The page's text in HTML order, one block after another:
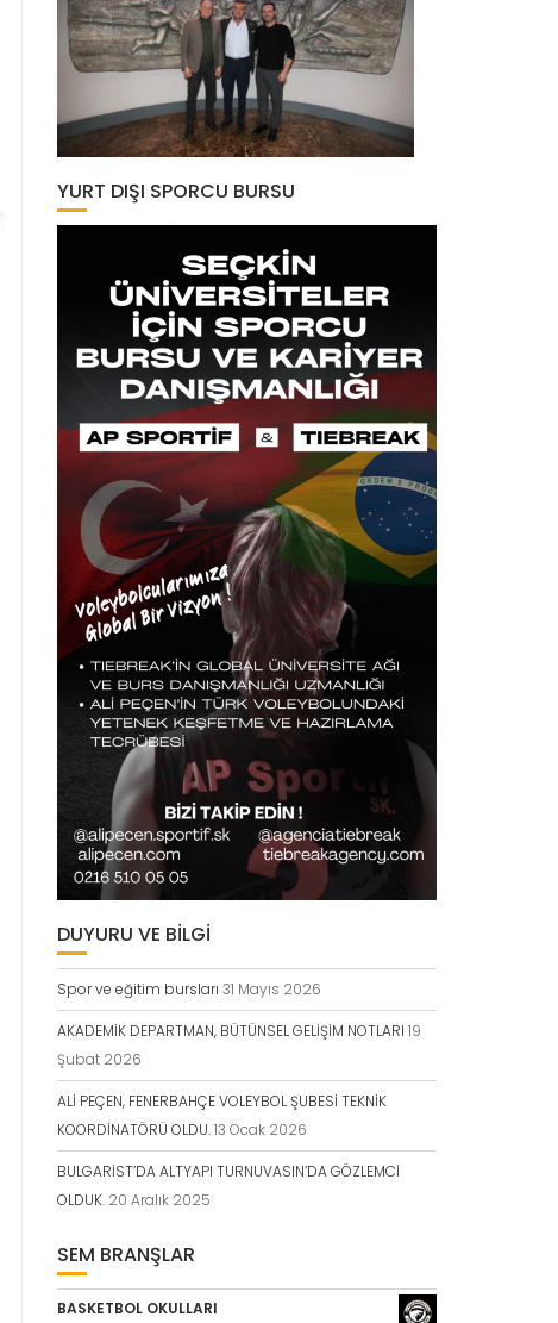
YURT DIŞI SPORCU BURSU
DUYURU VE BİLGİ
Spor ve eğitim bursları 31 Mayıs 2026
AKADEMİK DEPARTMAN, BÜTÜNSEL GELİŞİM NOTLARI 19
Şubat 2026
ALİ PEÇEN, FENERBAHÇE VOLEYBOL ŞUBESİ TEKNİK
KOORDİNATÖRÜ OLDU.13 Ocak 2026
BULGARİST’DA ALTYAPI TURNUVASIN’DA GÖZLEMCİ
OLDUK. 20 Aralık 2025
SEM BRANŞLAR
BASKETBOL OKULLARI